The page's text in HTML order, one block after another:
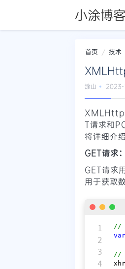
小涂博客
首页 技术
涂山
T请求和
将详细介
GET请求：
GET请求
用于获取
1
2
3
4
//
var
//